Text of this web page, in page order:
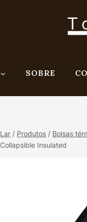
SOBRE
Lar / Produtos / Bolsas
Collapsible Insulated